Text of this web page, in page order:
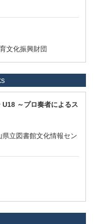
文化振興財団
～プロ奏者によるス
立図書館文化情報セン